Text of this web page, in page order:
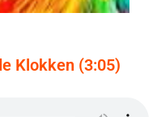
Klokken (3:05)